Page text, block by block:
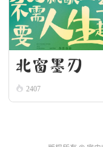
北窗墨刃
2407